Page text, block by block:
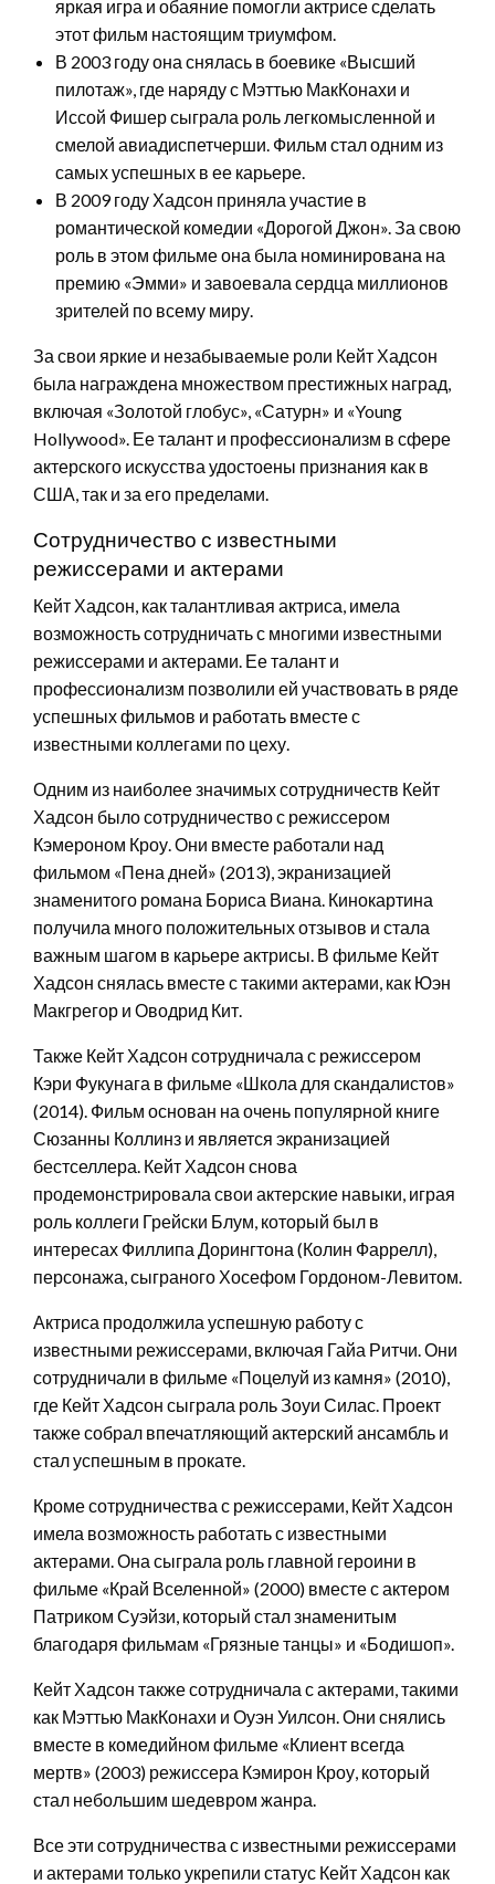
яркая игра и обаяние помогли актрисе сделать
этот фильм настоящим триумфом.
В 2003 году она снялась в боевике «Высший
пилотаж», где наряду с Мэттью МакКонахи и
Иссой Фишер сыграла роль легкомысленной и
смелой авиадиспетчерши. Фильм стал одним из
самых успешных в ее карьере.
В 2009 году Хадсон приняла участие в
романтической комедии «Дорогой Джон». За свою
роль в этом фильме она была номинирована на
премию «Эмми» и завоевала сердца миллионов
зрителей по всему миру.
За свои яркие и незабываемые роли Кейт Хадсон
была награждена множеством престижных наград,
включая «Золотой глобус», «Сатурн» и «Young
Hollywood». Ее талант и профессионализм в сфере
актерского искусства удостоены признания как в
США, так и за его пределами.
Сотрудничество с известными
режиссерами и актерами
Кейт Хадсон, как талантливая актриса, имела
возможность сотрудничать с многими известными
режиссерами и актерами. Ее талант и
профессионализм позволили ей участвовать в ряде
успешных фильмов и работать вместе с
известными коллегами по цеху.
Одним из наиболее значимых сотрудничеств Кейт
Хадсон было сотрудничество с режиссером
Кэмероном Кроу. Они вместе работали над
фильмом «Пена дней» (2013), экранизацией
знаменитого романа Бориса Виана. Кинокартина
получила много положительных отзывов и стала
важным шагом в карьере актрисы. В фильме Кейт
Хадсон снялась вместе с такими актерами, как Юэн
Макгрегор и Оводрид Кит.
Также Кейт Хадсон сотрудничала с режиссером
Кэри Фукунага в фильме «Школа для скандалистов»
(2014). Фильм основан на очень популярной книге
Сюзанны Коллинз и является экранизацией
бестселлера. Кейт Хадсон снова
продемонстрировала свои актерские навыки, играя
роль коллеги Грейски Блум, который был в
интересах Филлипа Дорингтона (Колин Фаррелл),
персонажа, сыграного Хосефом Гордоном-Левитом.
Актриса продолжила успешную работу с
известными режиссерами, включая Гайа Ритчи. Они
сотрудничали в фильме «Поцелуй из камня» (2010),
где Кейт Хадсон сыграла роль Зоуи Силас. Проект
также собрал впечатляющий актерский ансамбль и
стал успешным в прокате.
Кроме сотрудничества с режиссерами, Кейт Хадсон
имела возможность работать с известными
актерами. Она сыграла роль главной героини в
фильме «Край Вселенной» (2000) вместе с актером
Патриком Суэйзи, который стал знаменитым
благодаря фильмам «Грязные танцы» и «Бодишоп».
Кейт Хадсон также сотрудничала с актерами, такими
как Мэттью МакКонахи и Оуэн Уилсон. Они снялись
вместе в комедийном фильме «Клиент всегда
мертв» (2003) режиссера Кэмирон Кроу, который
стал небольшим шедевром жанра.
Все эти сотрудничества с известными режиссерами
и актерами только укрепили статус Кейт Хадсон как